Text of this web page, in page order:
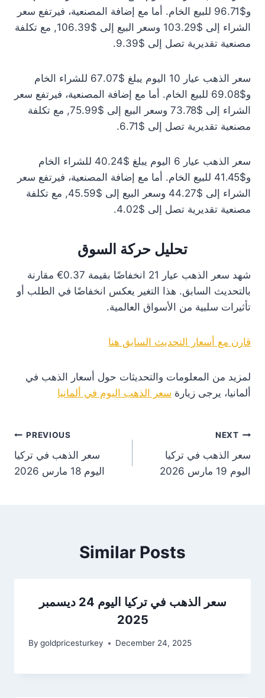
و$96.71 للبيع الخام. أما مع إضافة المصنعية، فيرتفع سعر
الشراء إلى $103.29 وسعر البيع إلى $106.39, مع تكلفة
مصنعية تقديرية تصل إلى $9.39.
سعر الذهب عيار 10 اليوم يبلغ $67.07 للشراء الخام
و$69.08 للبيع الخام. أما مع إضافة المصنعية، فيرتفع سعر
الشراء إلى $73.78 وسعر البيع إلى $75.99, مع تكلفة
مصنعية تقديرية تصل إلى $6.71.
سعر الذهب عيار 6 اليوم يبلغ $40.24 للشراء الخام
و$41.45 للبيع الخام. أما مع إضافة المصنعية، فيرتفع سعر
الشراء إلى $44.27 وسعر البيع إلى $45.59, مع تكلفة
مصنعية تقديرية تصل إلى $4.02.
تحليل حركة السوق
شهد سعر الذهب عيار 21 انخفاضًا بقيمة 0.37€ مقارنة
بالتحديث السابق. هذا التغير يعكس انخفاضًا في الطلب أو
تأثيرات سلبية من الأسواق العالمية.
قارن مع أسعار التحديث السابق هنا
لمزيد من المعلومات والتحديثات حول أسعار الذهب في
ألمانيا، يرجى زيارة سعر الذهب اليوم في ألمانيا
PREVIOUS
سعر الذهب في تركيا
اليوم 18 مارس 2026
NEXT
سعر الذهب في تركيا
اليوم 19 مارس 2026
Similar Posts
سعر الذهب في تركيا اليوم 24 ديسمبر
2025
By goldpricesturkey December 24, 2025